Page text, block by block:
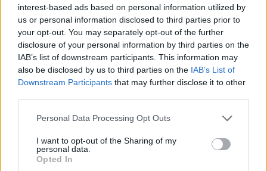
interest-based ads based on personal information utilized by
us or personal information disclosed to third parties prior to
your opt-out. You may separately opt-out of the further
disclosure of your personal information by third parties on the
IAB’s list of downstream participants. This information may
also be disclosed by us to third parties on the IAB’s List of
Downstream Participants that may further disclose it to other
Please note that this website/app uses one or more Google
not limited to your visit or usage behaviour. You may click to
grant or deny consent to Google and its third-party tags to
use your data for below specified purposes in below Google
Personal Data Processing Opt Outs
I want to opt-out of the Sharing of my
personal data.
Opted In